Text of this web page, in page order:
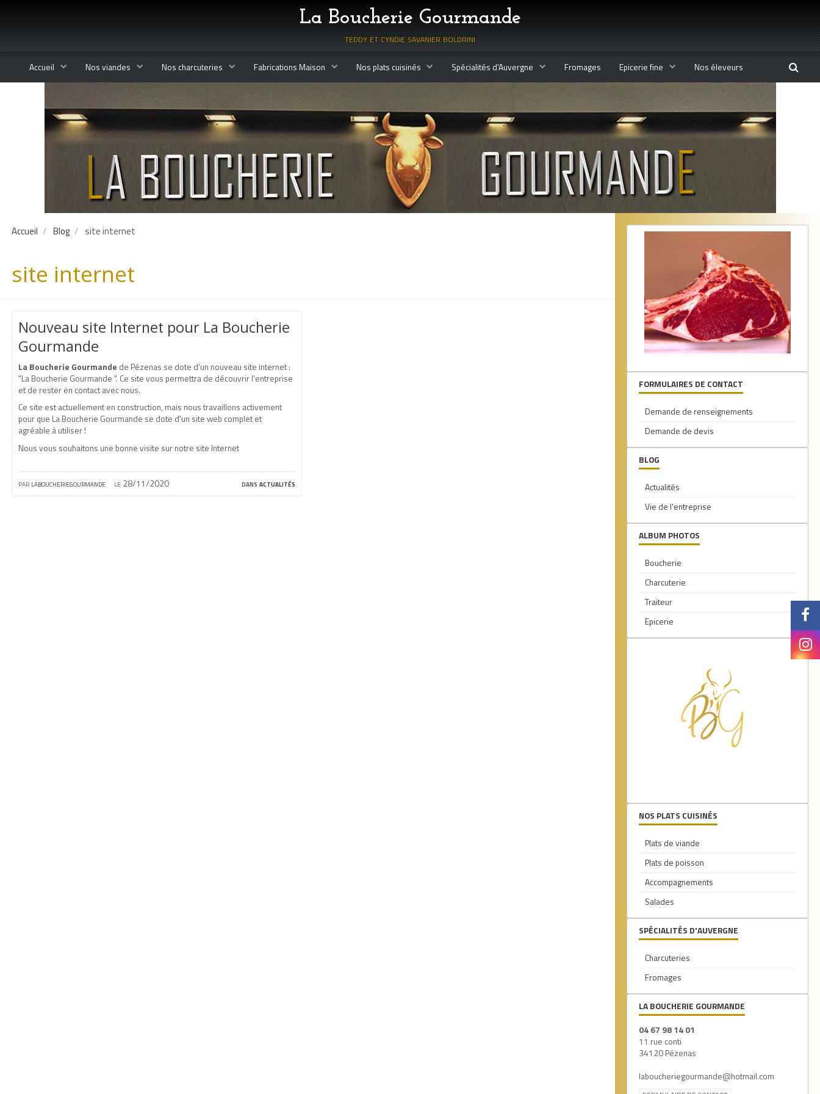
La Boucherie Gourmande
teddy et cyndie savanier boldrini
Accueil Nos viandes Nos charcuteries Fabrications Maison Nos plats cuisinés Spécialités d'Auvergne Fromages Epicerie fine Nos éleveurs
Accueil Blog site internet
site internet
Nouveau site Internet pour La Boucherie
Gourmande
par laboucheriegourmande le 28/11/2020 dans actualités
La Boucherie Gourmande de Pézenas se dote d'un nouveau site internet :
"La Boucherie Gourmande ". Ce site vous permettra de découvrir l'entreprise
et de rester en contact avec nous.
Ce site est actuellement en construction, mais nous travaillons activement
pour que La Boucherie Gourmande se dote d'un site web complet et
agréable à utiliser !
Nous vous souhaitons une bonne visite sur notre site Internet
FORMULAIRES DE CONTACT
Demande de renseignements
Demande de devis
BLOG
Actualités
Vie de l'entreprise
ALBUM PHOTOS
Boucherie
Charcuterie
Traiteur
Epicerie
NOS PLATS CUISINÉS
Plats de viande
Plats de poisson
Accompagnements
Salades
SPÉCIALITÉS D'AUVERGNE
Charcuteries
Fromages
LA BOUCHERIE GOURMANDE
04 67 98 14 01
11 rue conti
34120 Pézenas
laboucheriegourmande@hotmail.com